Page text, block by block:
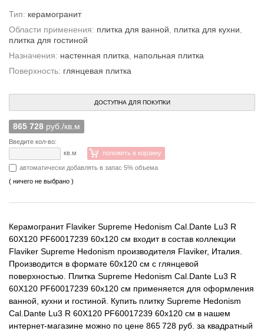
Тип: керамогранит
Области применения: плитка для ванной плитка для кухни
плитка для гостиной
Назначения: настенная плитка
напольная плитка
Поверхность: глянцевая плитка
ДОСТУПНА ДЛЯ ПОКУПКИ
865 728 руб./кв.м
Введите кол-во:
кв.м
положить в корзину
автоматически добавлять в запас 5% объема
( ничего не выбрано )
Керамогранит Flaviker Supreme Hedonism Cal.Dante Lu3 R
60X120 PF60017239 60x120 см входит в состав коллекции
Flaviker Supreme Hedonism производителя Flaviker, Италия.
Производится в формате 60x120 см с глянцевой
поверхностью. Плитка Supreme Hedonism Cal.Dante Lu3 R
60X120 PF60017239 60x120 см применяется для оформления
ванной, кухни и гостиной. Купить плитку Supreme Hedonism
Cal.Dante Lu3 R 60X120 PF60017239 60x120 см в нашем
интернет-магазине можно по цене 865 728 руб. за квадратный